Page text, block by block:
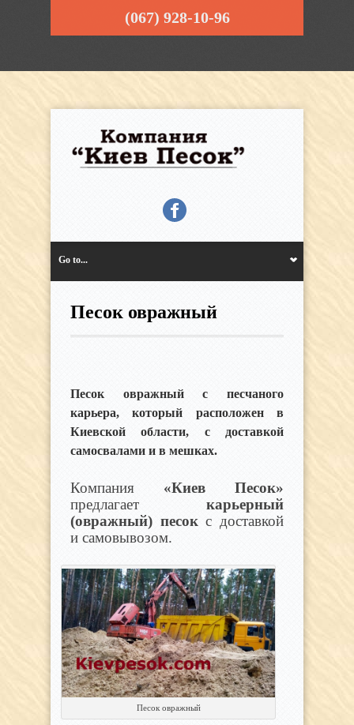
(067) 928-10-96
Go to...
Песок овражный
Песок овражный с песчаного
карьера, который расположен в
Киевской области, с доставкой
самосвалами и в мешках.
Компания «Киев Песок»
предлагает карьерный
(овражный) песокс доставкой
и самовывозом.
Песок овражный